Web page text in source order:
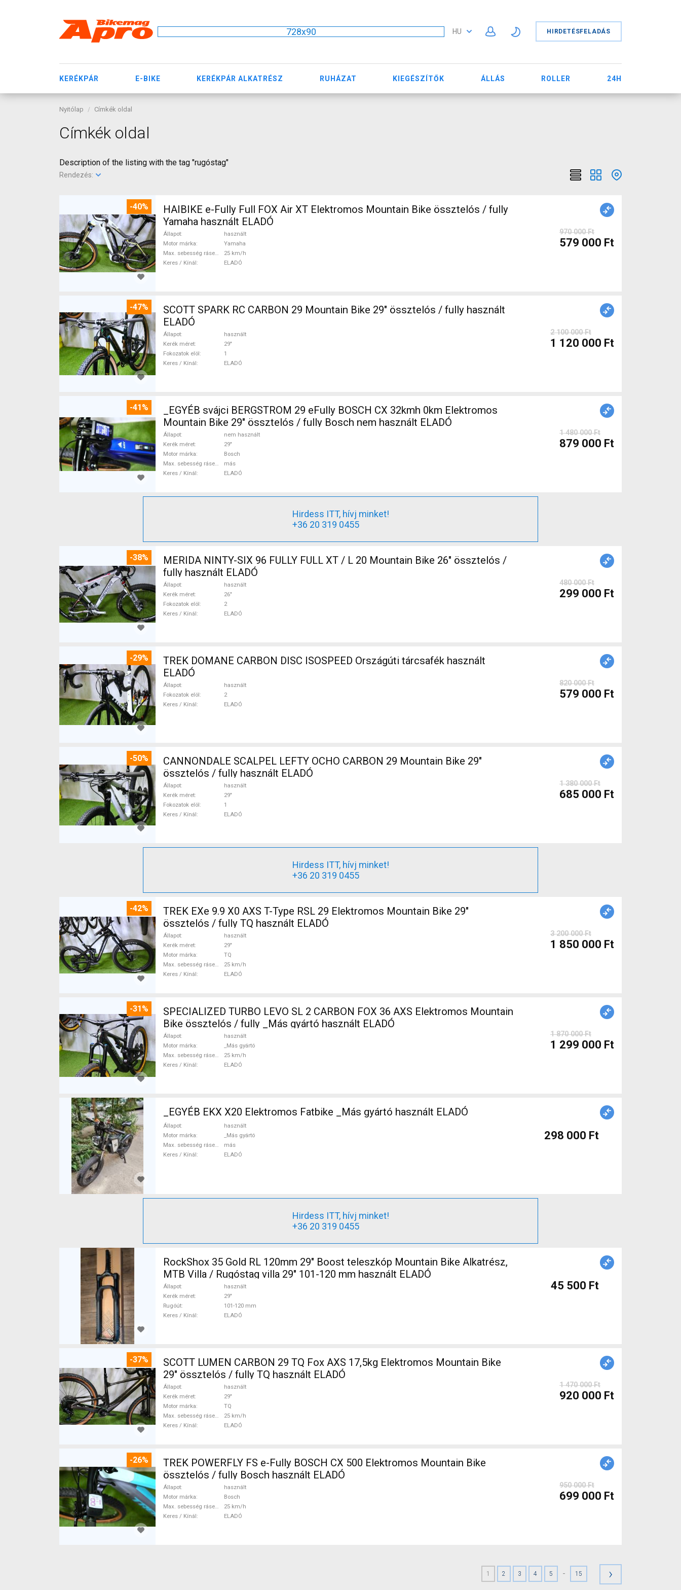
728x90 HU HIRDETÉSFELADÁS
KERÉKPÁR E-BIKE KERÉKPÁR ALKATRÉSZ RUHÁZAT KIEGÉSZÍTŐK ÁLLÁS ROLLER 24H
Nyitólap Címkék oldal
Címkék oldal
Description of the listing with the tag "rugóstag"
Rendezés:
-40%
HAIBIKE e-Fully Full FOX Air XT Elektromos Mountain Bike össztelós / fully
Yamaha használt ELADÓ
Állapot
használt
Motor márka
Yamaha
Max. sebesség rásegítéssel
25 km/h
Keres / Kínál
ELADÓ
970 000 Ft
579 000 Ft
-47%
SCOTT SPARK RC CARBON 29 Mountain Bike 29" össztelós / fully használt
ELADÓ
Állapot
használt
Kerék méret
29"
Fokozatok elöl
1
Keres / Kínál
ELADÓ
2 100 000 Ft
1 120 000 Ft
-41%
_EGYÉB svájci BERGSTROM 29 eFully BOSCH CX 32kmh 0km Elektromos
Mountain Bike 29" össztelós / fully Bosch nem használt ELADÓ
Állapot
nem használt
Kerék méret
29"
Motor márka
Bosch
Max. sebesség rásegítéssel
más
Keres / Kínál
ELADÓ
1 480 000 Ft
879 000 Ft
Hirdess ITT, hívj minket!
+36 20 319 0455
-38%
MERIDA NINTY-SIX 96 FULLY FULL XT / L 20 Mountain Bike 26" össztelós /
fully használt ELADÓ
Állapot
használt
Kerék méret
26"
Fokozatok elöl
2
Keres / Kínál
ELADÓ
480 000 Ft
299 000 Ft
-29%
TREK DOMANE CARBON DISC ISOSPEED Országúti tárcsafék használt
ELADÓ
Állapot
használt
Fokozatok elöl
2
Keres / Kínál
ELADÓ
820 000 Ft
579 000 Ft
-50%
CANNONDALE SCALPEL LEFTY OCHO CARBON 29 Mountain Bike 29"
össztelós / fully használt ELADÓ
Állapot
használt
Kerék méret
29"
Fokozatok elöl
1
Keres / Kínál
ELADÓ
1 380 000 Ft
685 000 Ft
Hirdess ITT, hívj minket!
+36 20 319 0455
-42%
TREK EXe 9.9 X0 AXS T-Type RSL 29 Elektromos Mountain Bike 29"
össztelós / fully TQ használt ELADÓ
Állapot
használt
Kerék méret
29"
Motor márka
TQ
Max. sebesség rásegítéssel
25 km/h
Keres / Kínál
ELADÓ
3 200 000 Ft
1 850 000 Ft
-31%
SPECIALIZED TURBO LEVO SL 2 CARBON FOX 36 AXS Elektromos Mountain
Bike össztelós / fully _Más gyártó használt ELADÓ
Állapot
használt
Motor márka
_Más gyártó
Max. sebesség rásegítéssel
25 km/h
Keres / Kínál
ELADÓ
1 870 000 Ft
1 299 000 Ft
_EGYÉB EKX X20 Elektromos Fatbike _Más gyártó használt ELADÓ
Állapot
használt
Motor márka
_Más gyártó
Max. sebesség rásegítéssel
más
Keres / Kínál
ELADÓ
298 000 Ft
Hirdess ITT, hívj minket!
+36 20 319 0455
RockShox 35 Gold RL 120mm 29" Boost teleszkóp Mountain Bike Alkatrész,
MTB Villa / Rugóstag villa 29" 101-120 mm használt ELADÓ
Állapot
használt
Kerék méret
29"
Rugóút
101-120 mm
Keres / Kínál
ELADÓ
45 500 Ft
-37%
SCOTT LUMEN CARBON 29 TQ Fox AXS 17,5kg Elektromos Mountain Bike
29" össztelós / fully TQ használt ELADÓ
Állapot
használt
Kerék méret
29"
Motor márka
TQ
Max. sebesség rásegítéssel
25 km/h
Keres / Kínál
ELADÓ
1 470 000 Ft
920 000 Ft
-26%
TREK POWERFLY FS e-Fully BOSCH CX 500 Elektromos Mountain Bike
össztelós / fully Bosch használt ELADÓ
Állapot
használt
Motor márka
Bosch
Max. sebesség rásegítéssel
25 km/h
Keres / Kínál
ELADÓ
950 000 Ft
699 000 Ft
1 2 3 4 5 - 15 ›